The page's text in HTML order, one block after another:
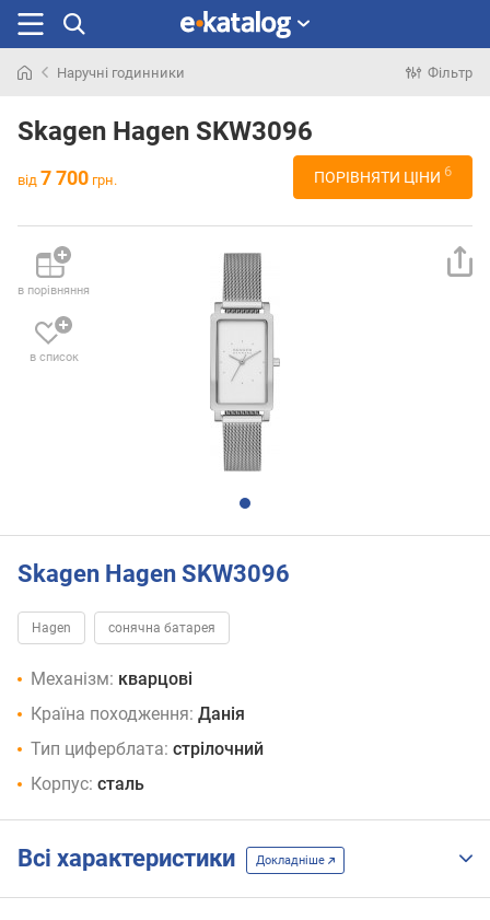
раніше
Наручні годинники Фільтр
Skagen Hagen SKW3096
від 7 700 грн. ПОРІВНЯТИ ЦІНИ 6
в порівняння
в список
Skagen Hagen SKW3096
Hagen сонячна батарея
Механізм: кварцові
Країна походження: Данія
Тип циферблата: стрілочний
Корпус: сталь
Всі характеристики Докладніше